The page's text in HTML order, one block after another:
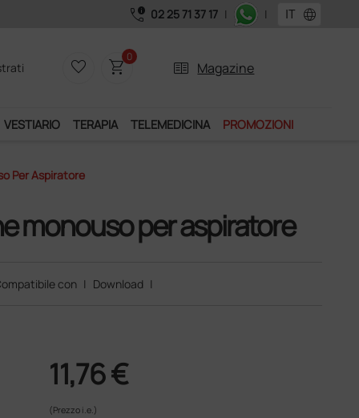
call_quality 02 25 71 37 17 | | language
favorite_border shopping_cart0
two_pager Magazine
VESTIARIO TERAPIA TELEMEDICINA PROMOZIONI
Per Aspiratore
monouso per aspiratore
con | Download |
11,76 €
(Prezzo i.e.)